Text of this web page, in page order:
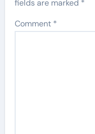
fields are marked *
Comment *